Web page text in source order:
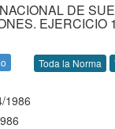
DE
EJERCICIO
Toda la Norma
1986